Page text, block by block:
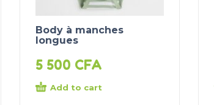
Body à manches
longues
5 500 CFA
Add to cart